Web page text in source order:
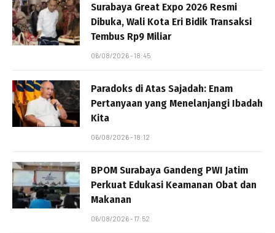
Surabaya Great Expo 2026 Resmi
Dibuka, Wali Kota Eri Bidik Transaksi
Tembus Rp9 Miliar
06/08/2026 - 18:45
Paradoks di Atas Sajadah: Enam
Pertanyaan yang Menelanjangi Ibadah
Kita
06/08/2026 - 18:12
BPOM Surabaya Gandeng PWI Jatim
Perkuat Edukasi Keamanan Obat dan
Makanan
06/08/2026 - 17:52